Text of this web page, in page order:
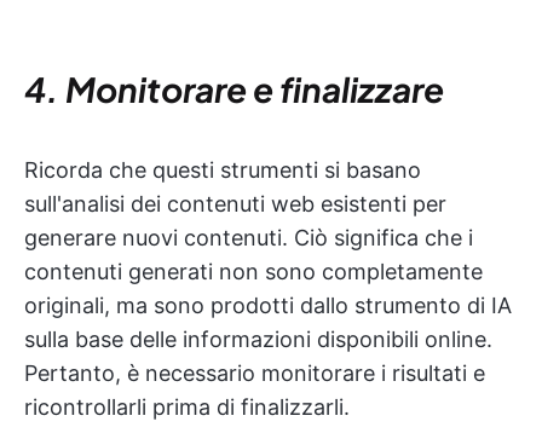
4. Monitorare e finalizzare
Ricorda che questi strumenti si basano
sull'analisi dei contenuti web esistenti per
generare nuovi contenuti. Ciò significa che i
contenuti generati non sono completamente
originali, ma sono prodotti dallo strumento di IA
sulla base delle informazioni disponibili online.
Pertanto, è necessario monitorare i risultati e
ricontrollarli prima di finalizzarli.